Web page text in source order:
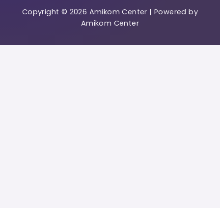
Copyright © 2026 Amikom Center | Powered by
Amikom Center